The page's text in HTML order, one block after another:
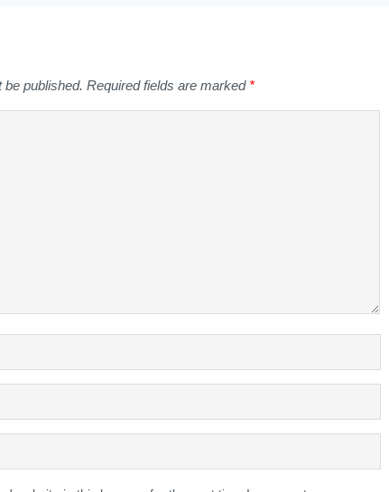
be published. Required fields are marked *